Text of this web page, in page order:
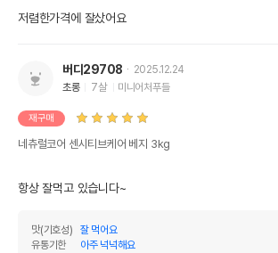
저렴한가격에 잘샀어요
버디29708
2025.12.24
초롱
7살 미니어처푸들
재구매
네츄럴코어 센시티브케어 베지 3kg
항상 잘먹고 있습니다~
맛(기호성)
잘 먹어요
유통기한
아주 넉넉해요